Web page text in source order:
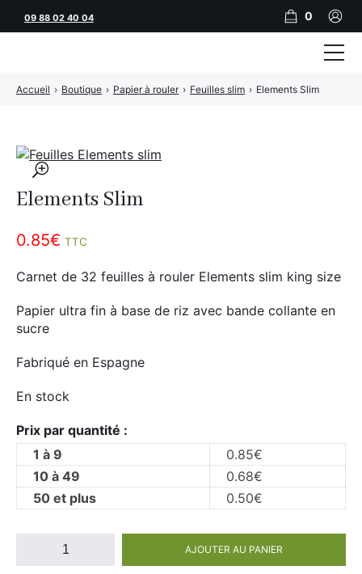
🔍
Elements Slim
0.85€ TTC
Carnet de 32 feuilles à rouler Elements slim king size
Papier ultra fin à base de riz avec bande collante en
sucre
Fabriqué en Espagne
En stock
Prix par quantité :
1 à 9
0.85€
10 à 49
0.68€
50 et plus
0.50€
quantité
AJOUTER AU PANIER
Accueil › Boutique › Papier à rouler › Feuilles slim › Elements Slim
09 88 02 40 04 0
Tubeuses
Feuilles
Filtres
JNR
Cristal Puff
CBD
Divers
Nouveautés